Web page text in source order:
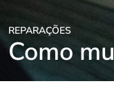
REPARAÇÕES
Como